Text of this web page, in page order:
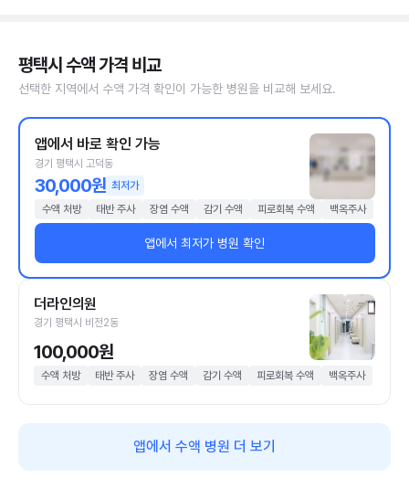
평택시 수액 가격 비교
선택한 지역에서 수액 가격 확인이 가능한 병원을 비교해 보세요.
앱에서 바로 확인 가능
경기 평택시 고덕동
30,000원 최저가
수액 처방
태반 주사 장염 수액 감기 수액 피로회복 수액 백옥주사
앱에서 최저가 병원 확인
더라인의원
경기 평택시 비전2동
100,000원
수액 처방 태반 주사 장염 수액 감기 수액 피로회복 수액 백옥주사
앱에서 수액 병원 더 보기